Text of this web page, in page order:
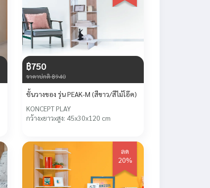
฿750
ราคาปกติ ฿940
ชั้นวางของ รุ่น PEAK-M (สีขาว/สีไม้โอ๊ค)
KONCEPT PLAY
กว้างxยาวxสูง: 45x30x120 cm
ลด
20%